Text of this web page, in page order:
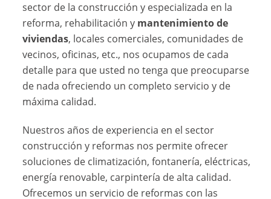
sector de la construcción y especializada en la
reforma, rehabilitación y mantenimiento de
viviendas, locales comerciales, comunidades de
vecinos, oficinas, etc., nos ocupamos de cada
detalle para que usted no tenga que preocuparse
de nada ofreciendo un completo servicio y de
máxima calidad.
Nuestros años de experiencia en el sector
construcción y reformas nos permite ofrecer
soluciones de climatización, fontanería, eléctricas,
energía renovable, carpintería de alta calidad.
Ofrecemos un servicio de reformas con las